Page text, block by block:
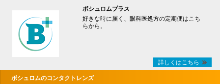
ボシュロムプラス
好きな時に届く、眼科医処方の定期便はこち
らから。
詳しくはこちら
ボシュロムのコンタクトレンズ